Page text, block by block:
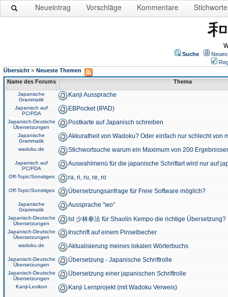
Neueintrag Vorschläge Kommentare Stichworte
Suche
Übersicht » Neueste Themen
Name des Forums
Thema
Japanische
Grammatik
Kanji Aussprache
Japanisch auf
PC/PDA
EBPocket (IPAD)
Japanisch-Deutsche
Übersetzungen
Postkarte auf Japanisch schreiben
Japanische
Grammatik
Akkuratheit von Wadoku? Oder einfach nur schlecht von
wadoku.de Stichwortsuche warum ein Maximum von 200
Japanisch auf
PC/PDA
Auswahlmenü für die japanische Schriftart wird nur auf
Off-Topic/Sonstiges ra, ri, ru, re, ro
Off-Topic/Sonstiges Übersetzungsanfrage für Freie Software möglich?
Japanische
Grammatik
Aussprache "wo"
Japanisch-Deutsche
Übersetzungen
Ist 少林拳法 für Shaolin Kempo die richtige Übersetzung?
Japanisch-Deutsche
Übersetzungen
Inschrift auf einem Pinselbecher
wadoku.de Aktualisierung meines lokalen Wörterbuchs
Japanisch-Deutsche
Übersetzungen
Übersetzung - Japanische Schriftrolle
Japanisch-Deutsche
Übersetzungen
Übersetzung einer japanischen Schriftrolle
Kanji-Lexikon Kanji Lernprojekt (mit Wadoku Verweis)